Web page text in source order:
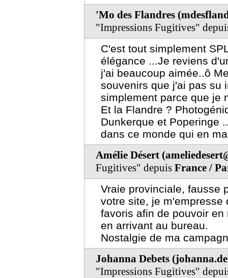
'Mo des Flandres
"Impressions Fugitives"
C'est tout simplement
élégance ...Je reviens
j'ai beaucoup aimée..ô
souvenirs que j'ai pas su
simplement parce que je
Et la Flandre ?
Dunkerque et Poperinge
dans ce monde qui en
Amélie Désert
Fugitives" depuis France /
Vraie provinciale, fausse
votre site, je m'empresse
favoris afin de pouvoir
en arrivant au bureau.
Nostalgie de ma
Johanna Debets
"Impressions Fugitives"